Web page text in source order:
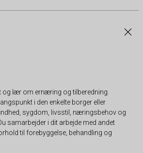
lær om ernæring og tilberedning.
i den enkelte borger eller
sygdom, livsstil, næringsbehov og
samarbejder i dit arbejde med andet
til forebyggelse, behandling og